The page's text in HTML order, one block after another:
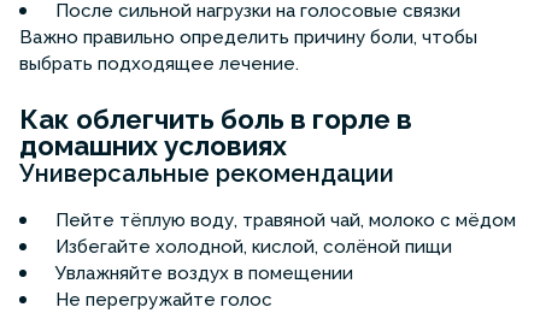
После сильной нагрузки на голосовые связки
Важно правильно определить причину боли, чтобы
выбрать подходящее лечение.
Как облегчить боль в горле в
домашних условиях
Универсальные рекомендации
Пейте тёплую воду, травяной чай, молоко с мёдом
Избегайте холодной, кислой, солёной пищи
Увлажняйте воздух в помещении
Не перегружайте голос